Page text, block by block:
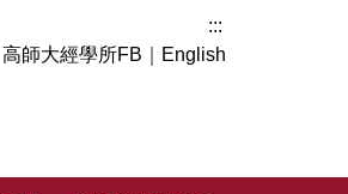
:::
高師大經學所FB English